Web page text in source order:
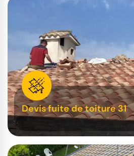
Devis fuite de toiture 31